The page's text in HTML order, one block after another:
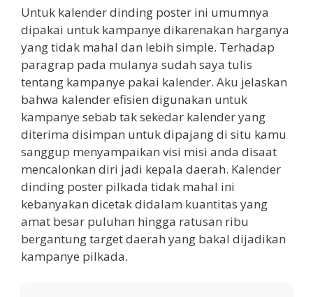
Untuk kalender dinding poster ini umumnya
dipakai untuk kampanye dikarenakan harganya
yang tidak mahal dan lebih simple. Terhadap
paragrap pada mulanya sudah saya tulis
tentang kampanye pakai kalender. Aku jelaskan
bahwa kalender efisien digunakan untuk
kampanye sebab tak sekedar kalender yang
diterima disimpan untuk dipajang di situ kamu
sanggup menyampaikan visi misi anda disaat
mencalonkan diri jadi kepala daerah. Kalender
dinding poster pilkada tidak mahal ini
kebanyakan dicetak didalam kuantitas yang
amat besar puluhan hingga ratusan ribu
bergantung target daerah yang bakal dijadikan
kampanye pilkada.